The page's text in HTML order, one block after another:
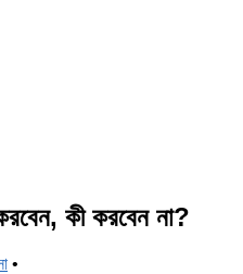
কী করবেন না?
•